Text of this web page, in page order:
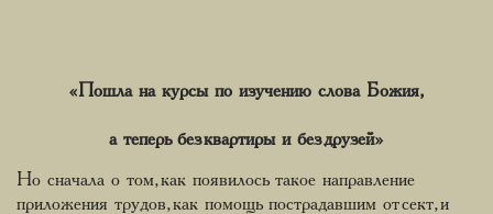
«Пошла на курсы по изучению слова Божия,
а теперь без квартиры и без друзей»
Но сначала о том, как появилось такое направление
приложения трудов, как помощь пострадавшим от сект, и